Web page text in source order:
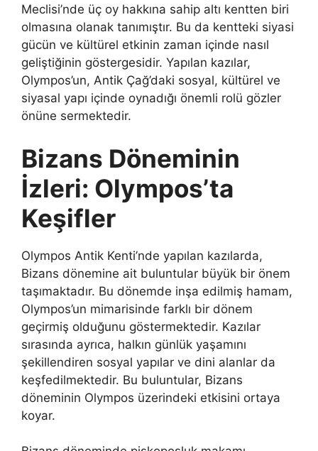
Meclisi’nde üç oy hakkına sahip altı kentten biri
olmasına olanak tanımıştır. Bu da kentteki siyasi
gücün ve kültürel etkinin zaman içinde nasıl
geliştiğinin göstergesidir. Yapılan kazılar,
Olympos’un, Antik Çağ’daki sosyal, kültürel ve
siyasal yapı içinde oynadığı önemli rolü gözler
önüne sermektedir.
Bizans Döneminin
İzleri: Olympos’ta
Keşifler
Olympos Antik Kenti’nde yapılan kazılarda,
Bizans dönemine ait buluntular büyük bir önem
taşımaktadır. Bu dönemde inşa edilmiş hamam,
Olympos’un mimarisinde farklı bir dönem
geçirmiş olduğunu göstermektedir. Kazılar
sırasında ayrıca, halkın günlük yaşamını
şekillendiren sosyal yapılar ve dini alanlar da
keşfedilmektedir. Bu buluntular, Bizans
döneminin Olympos üzerindeki etkisini ortaya
koyar.